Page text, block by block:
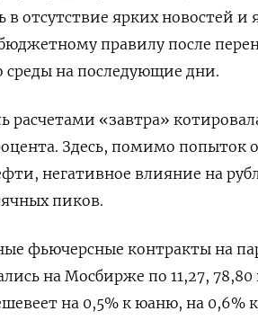
в отсутствие ярких новостей
правилу после
среды на последующие ⁠дни.
​расчетами «завтра»
Здесь, помимо попыток
негативное влияние на
пиков.
фьючерсные контракты на
на Мосбирже по 11,27, 78,80
на 0,5% к юаню, ‌на 0,6%